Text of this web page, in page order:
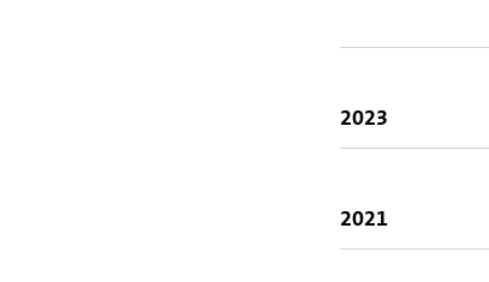
2023
2021